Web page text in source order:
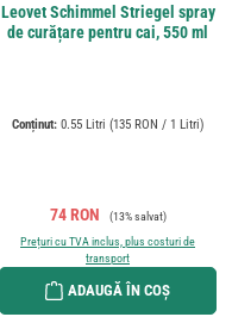
Leovet Schimmel Striegel spray
de curățare pentru cai, 550 ml
Conținut: 0.55 Litri (135 RON / 1 Litri)
Preț de vânzare:
74 RON Preț obișnuit:
(13% salvat)
Prețuri cu TVA inclus, plus costuri de
transport
ADAUGĂ ÎN COȘ